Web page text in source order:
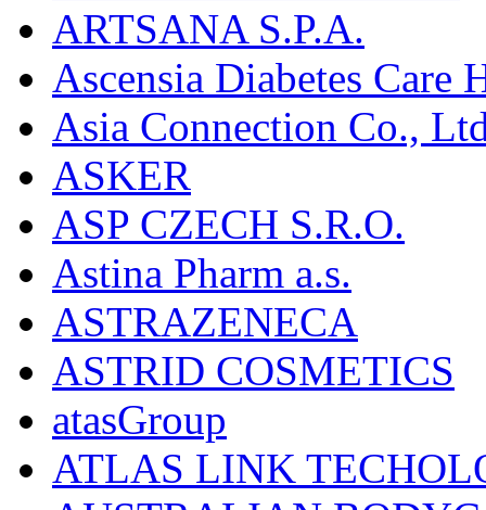
ARTSANA S.P.A.
Ascensia Diabetes Care
Asia Connection Co.,
ASKER
ASP CZECH S.R.O.
Astina Pharm a.s.
ASTRAZENECA
ASTRID COSMETICS
atasGroup
ATLAS LINK